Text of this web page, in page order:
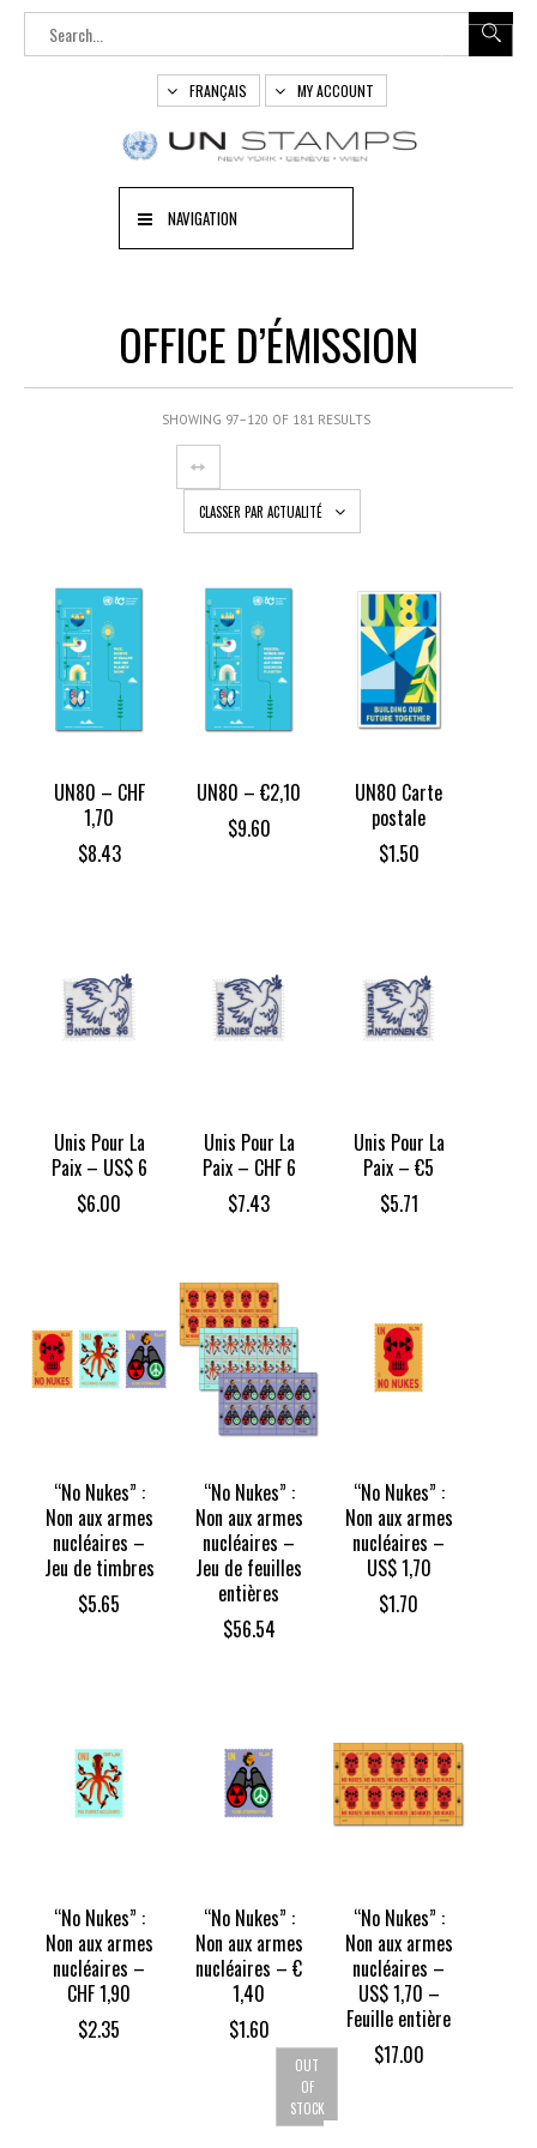
FRANÇAIS MY ACCOUNT
NAVIGATION
OFFICE D’ÉMISSION
SHOWING 97–120 OF 181 RESULTS
CLASSER PAR ACTUALITÉ
UN80 – CHF
1,70
$8.43
UN80 – €2,10
$9.60
UN80 Carte
postale
$1.50
Unis Pour La
Paix – US$ 6
$6.00
Unis Pour La
Paix – CHF 6
$7.43
Unis Pour La
Paix – €5
$5.71
“No Nukes” :
Non aux armes
nucléaires –
Jeu de timbres
$5.65
“No Nukes” :
Non aux armes
nucléaires –
Jeu de feuilles
entières
$56.54
“No Nukes” :
Non aux armes
nucléaires –
US$ 1,70
$1.70
“No Nukes” :
Non aux armes
nucléaires –
CHF 1,90
$2.35
“No Nukes” :
Non aux armes
nucléaires – €
1,40
$1.60
“No Nukes” :
Non aux armes
nucléaires –
US$ 1,70 –
Feuille entière
$17.00
OUT
OF
STOCK